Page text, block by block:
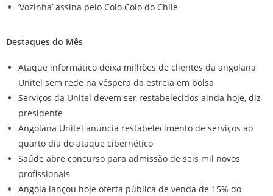
‘Vozinha’ assina pelo Colo Colo do Chile
Destaques do Mês
Ataque informático deixa milhões de clientes da angolana
Unitel sem rede na véspera da estreia em bolsa
Serviços da Unitel devem ser restabelecidos ainda hoje, diz
presidente
Angolana Unitel anuncia restabelecimento de serviços ao
quarto dia do ataque cibernético
Saúde abre concurso para admissão de seis mil novos
profissionais
Angola lançou hoje oferta pública de venda de 15% do